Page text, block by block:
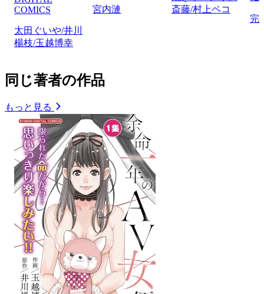
COMICS
太田ぐいや/井川
楊枝/玉越博幸
宮内漣
斎藤/村上ペコ
完
同じ著者の作品
もっと見る